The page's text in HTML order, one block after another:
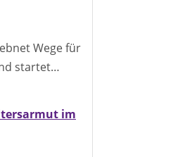
Wege für
startet…
im